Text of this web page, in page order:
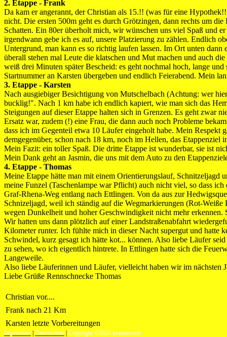
2. Etappe - Frank
Da kam er angerannt, der Christian als 15.!! (was für eine
nicht. Die ersten 500m geht es durch Grötzingen, dann rechts um
Schatten. Ein 80er überholt mich, wir wünschen uns viel Spaß und
irgendwann gebe ich es auf, unsere Platzierung zu zählen. Endlich
Untergrund, man kann es so richtig laufen lassen. Im Ort unten
überall stehen mal Leute die klatschen und Mut machen und auch
weiß drei Minuten später Bescheid: es geht nochmal hoch, lange
Startnummer an Karsten übergeben und endlich Feierabend. Mein
3. Etappe - Karsten
Nach ausgiebiger Besichtigung von Mutschelbach (Achtung: wer
bucklig!". Nach 1 km habe ich endlich kapiert, wie man sich das
Steigungen auf dieser Etappe halten sich in Grenzen. Es geht zwar
Ersatz war, zudem (!) eine Frau, die dann auch noch Probleme
dass ich im Gegenteil etwa 10 Läufer eingeholt habe. Mein Respekt
demgegenüber, schon nach 18 km, noch im Hellen, das Etappenziel
Mein Fazit: ein toller Spaß. Die dritte Etappe ist wunderbar, sie ist
Mein Dank geht an Jasmin, die uns mit dem Auto zu den
4. Etappe - Thomas
Meine Etappe hätte man mit einem Orientierungslauf,
meine Funzel (Taschenlampe war Pflicht) auch nicht viel, so dass
Graf-Rhena-Weg entlang nach Ettlingen. Von da aus zur
Schnizeljagd, weil ich ständig auf die Wegmarkierungen (Rot-
wegen Dunkelheit und hoher Geschwindigkeit nicht mehr
Wir hatten uns dann plötzlich auf einer Landstraßenabfahrt
Kilometer runter. Ich fühlte mich in dieser Nacht supergut und hatte
Schwindel, kurz gesagt ich hätte kot... können. Also liebe Läufer
zu sehen, wo ich eigentlich hintrete. In Ettlingen hatte sich die
Langeweile.
Also liebe Läuferinnen und Läufer, vielleicht haben wir im nächsten
Liebe Grüße Rennschnecke Thomas
Christian vor....
Frank nach 21 Km
Karsten letzte Vorbereitungen
Impressum Datenschutz Copyright ©2026 kraemersoft